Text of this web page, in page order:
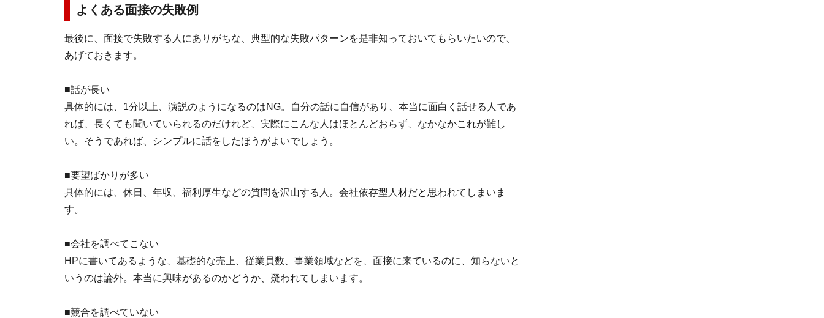
よくある面接の失敗例
最後に、面接で失敗する人にありがちな、典型的な失敗パターンを是非知っておいてもらいたいので、
あげておきます。
■話が長い
具体的には、1分以上、演説のようになるのはNG。自分の話に自信があり、本当に面白く話せる人であ
れば、長くても聞いていられるのだけれど、実際にこんな人はほとんどおらず、なかなかこれが難し
い。そうであれば、シンプルに話をしたほうがよいでしょう。
■要望ばかりが多い
具体的には、休日、年収、福利厚生などの質問を沢山する人。会社依存型人材だと思われてしまいま
す。
■会社を調べてこない
HPに書いてあるような、基礎的な売上、従業員数、事業領域などを、面接に来ているのに、知らないと
いうのは論外。本当に興味があるのかどうか、疑われてしまいます。
■競合を調べていない